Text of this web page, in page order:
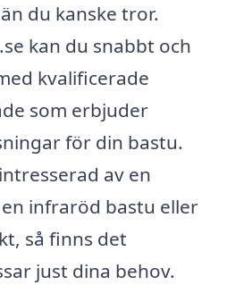
du kanske tror.
kan du snabbt och
kvalificerade
som erbjuder
för din bastu.
av en
infraröd bastu eller
så finns det
just dina behov.